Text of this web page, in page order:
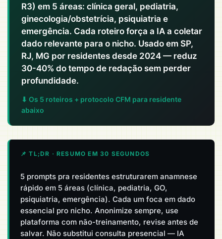
R3) em 5 áreas: clínica geral, pediatria,
ginecologia/obstetrícia, psiquiatria e
emergência. Cada roteiro força a IA a coletar
dado relevante para o nicho. Usado em SP,
RJ, MG por residentes desde 2024 — reduz
30-40% do tempo de redação sem perder
profundidade.
⬇ Os 5 roteiros + protocolo CFM para residente
abaixo
📌 TL;DR · RESUMO EM 30 SEGUNDOS
5 prompts pra residentes estruturarem anamnese
rápido em 5 áreas (clínica, pediatria, GO,
psiquiatria, emergência). Cada um foca em dado
essencial pro nicho. Anonimize sempre, use
plataforma com não-treinamento, revise antes de
salvar. Não substitui consulta presencial — IA